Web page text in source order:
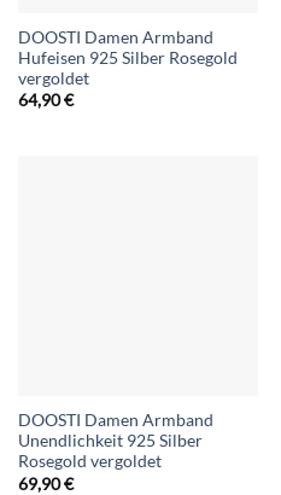
DOOSTI Damen Armband
Hufeisen 925 Silber Rosegold
vergoldet
64,90€
DOOSTI Damen Armband
Unendlichkeit 925 Silber
Rosegold vergoldet
69,90€